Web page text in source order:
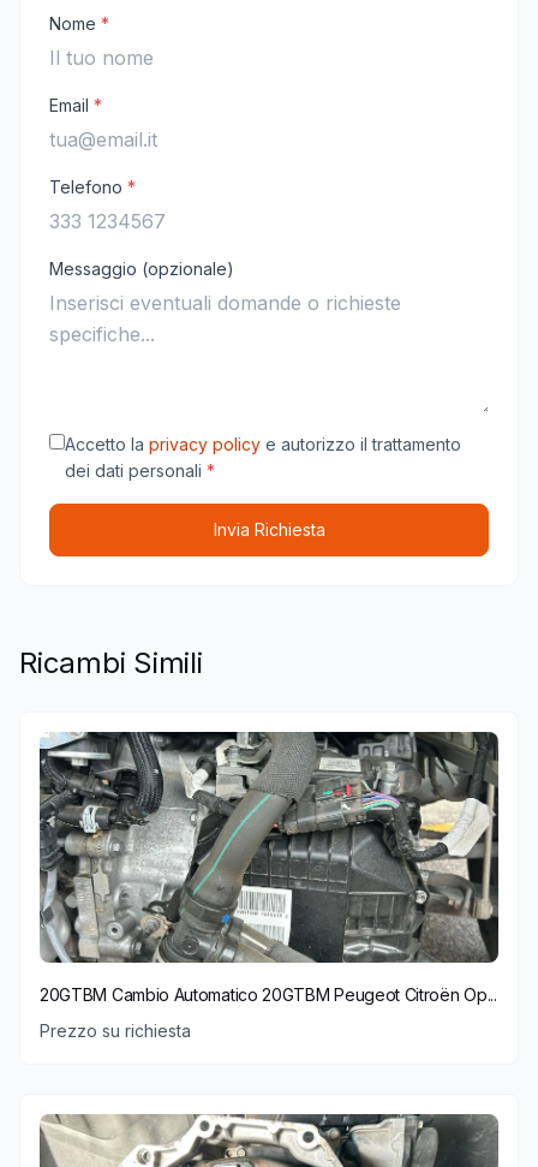
Nome *
Email *
Telefono *
Messaggio (opzionale)
Accetto la privacy policy e autorizzo il trattamento
dei dati personali *
Invia Richiesta
Ricambi Simili
20GTBM Cambio Automatico 20GTBM Peugeot Citroën Op...
Prezzo su richiesta